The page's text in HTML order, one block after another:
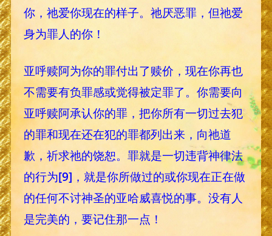
你，祂爱你现在的样子。祂厌恶罪，但祂爱
身为罪人的你！
亚呼赎阿为你的罪付出了赎价，现在你再也
不需要有负罪感或觉得被定罪了。你需要向
亚呼赎阿承认你的罪，把你所有一切过去犯
的罪和现在还在犯的罪都列出来，向祂道
歉，祈求祂的饶恕。罪就是一切违背神律法
的行为[9] ，就是你所做过的或你现在正在做
的任何不讨神圣的亚哈威喜悦的事。没有人
是完美的，要记住那一点！